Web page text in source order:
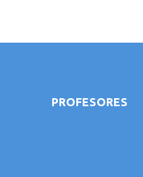
PROFESORES